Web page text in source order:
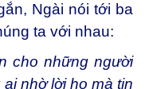
Ngài nói tới ba
ta với nhau:
cho những người
nhờ lời họ mà tin